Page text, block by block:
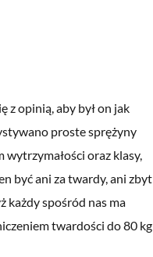
z opinią, aby był on jak
proste sprężyny
oraz klasy,
być ani za twardy, ani zbyt
każdy spośród nas ma
twardości do 80 kg